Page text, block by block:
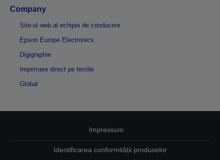
Company
Site-ul web al echipei de conducere
Epson Europe Electronics
Digigraphie
Imprimare direct pe textile
Global
Impressum
Identificarea conformității produselor